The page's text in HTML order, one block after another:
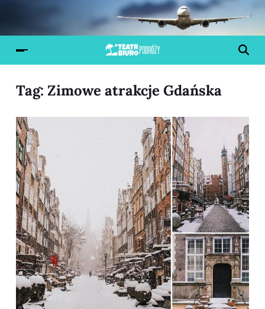
Tag: Zimowe atrakcje Gdańska